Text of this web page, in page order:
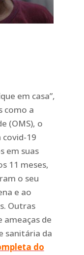
em casa”,
como a
(OMS), o
covid-19
em suas
11 meses,
o seu
e ao
Outras
ameaças de
sanitária da
do